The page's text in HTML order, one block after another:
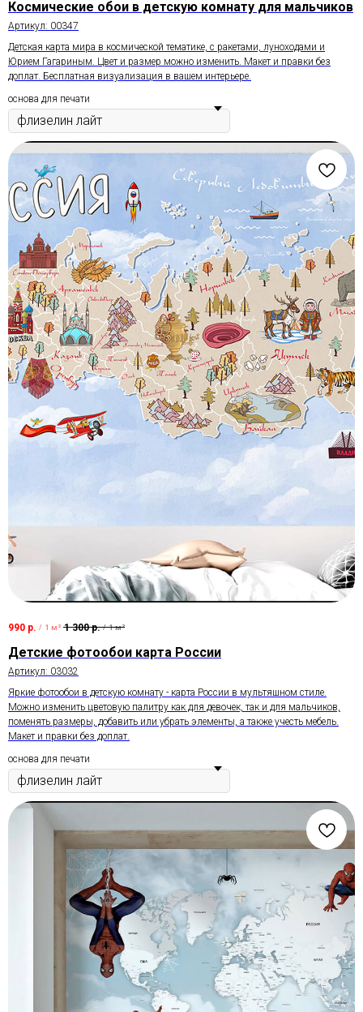
Космические обои в детскую комнату для мальчиков
Артикул: 00347
Детская карта мира в космической тематике, с ракетами, луноходами и
Юрием Гагариным. Цвет и размер можно изменить. Макет и правки без
доплат. Бесплатная визуализация в вашем интерьере.
основа для печати
990 р. / 1 м² 1 300 р. / 1 м²
Детские фотообои карта России
Артикул: 03032
Яркие фотообои в детскую комнату - карта России в мультяшном стиле.
Можно изменить цветовую палитру как для девочек, так и для мальчиков,
поменять размеры, добавить или убрать элементы, а также учесть мебель.
Макет и правки без доплат.
основа для печати